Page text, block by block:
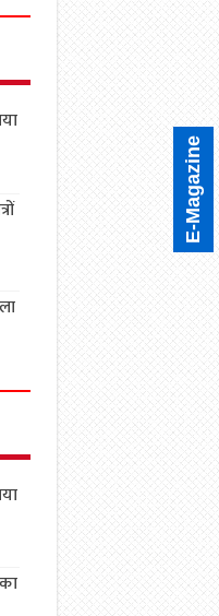
E-Magazine